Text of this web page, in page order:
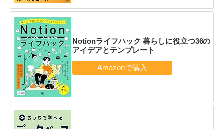
Notionライフハック 暮らしに役立つ36の
アイデアとテンプレート